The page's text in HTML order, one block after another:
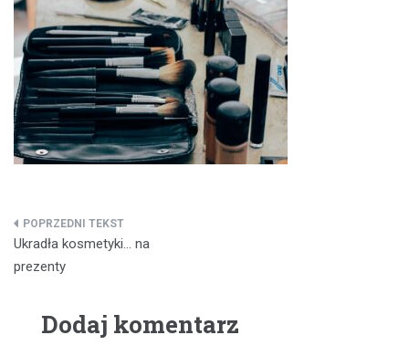
Nawigacja
wpisu
Ukradła kosmetyki… na
prezenty
Dodaj komentarz